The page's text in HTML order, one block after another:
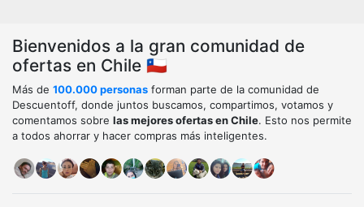
Bienvenidos a la gran comunidad de
ofertas en Chile 🇨🇱
Más de 100.000 personas forman parte de la comunidad de
Descuentoff, donde juntos buscamos, compartimos, votamos y
comentamos sobre las mejores ofertas en Chile. Esto nos permite
a todos ahorrar y hacer compras más inteligentes.